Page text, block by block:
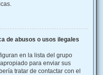
de abusos o usos ilegales
en la lista del grupo
para enviar sus
tratar de contactar con el